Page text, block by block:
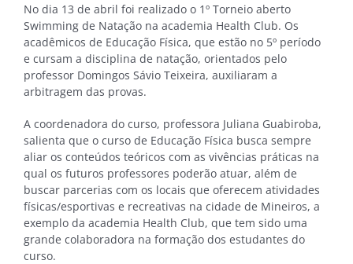
No dia 13 de abril foi realizado o 1º Torneio aberto
Swimming de Natação na academia Health Club. Os
acadêmicos de Educação Física, que estão no 5º período
e cursam a disciplina de natação, orientados pelo
professor Domingos Sávio Teixeira, auxiliaram a
arbitragem das provas.
A coordenadora do curso, professora Juliana Guabiroba,
salienta que o curso de Educação Física busca sempre
aliar os conteúdos teóricos com as vivências práticas na
qual os futuros professores poderão atuar, além de
buscar parcerias com os locais que oferecem atividades
físicas/esportivas e recreativas na cidade de Mineiros, a
exemplo da academia Health Club, que tem sido uma
grande colaboradora na formação dos estudantes do
curso.